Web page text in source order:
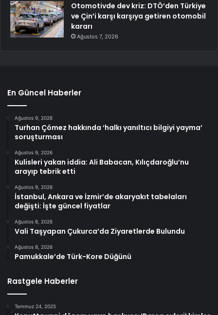
Otomotivde dev kriz: DTÖ’den Türkiye
ve Çin’i karşı karşıya getiren otomobil
kararı
Ağustos 7, 2026
En Güncel Haberler
Ağustos 9, 2026
Turhan Çömez hakkında ‘halkı yanıltıcı bilgiyi yayma’
soruşturması
Ağustos 9, 2026
Kulisleri yakan iddia: Ali Babacan, Kılıçdaroğlu’nu
arayıp tebrik etti
Ağustos 9, 2026
İstanbul, Ankara ve İzmir’de akaryakıt tabelaları
değişti: İşte güncel fiyatlar
Ağustos 8, 2026
Vali Taşyapan Çukurca’da Ziyaretlerde Bulundu
Ağustos 8, 2026
Pamukkale’de Türk-Kore Düğünü
Rastgele Haberler
Temmuz 24, 2025